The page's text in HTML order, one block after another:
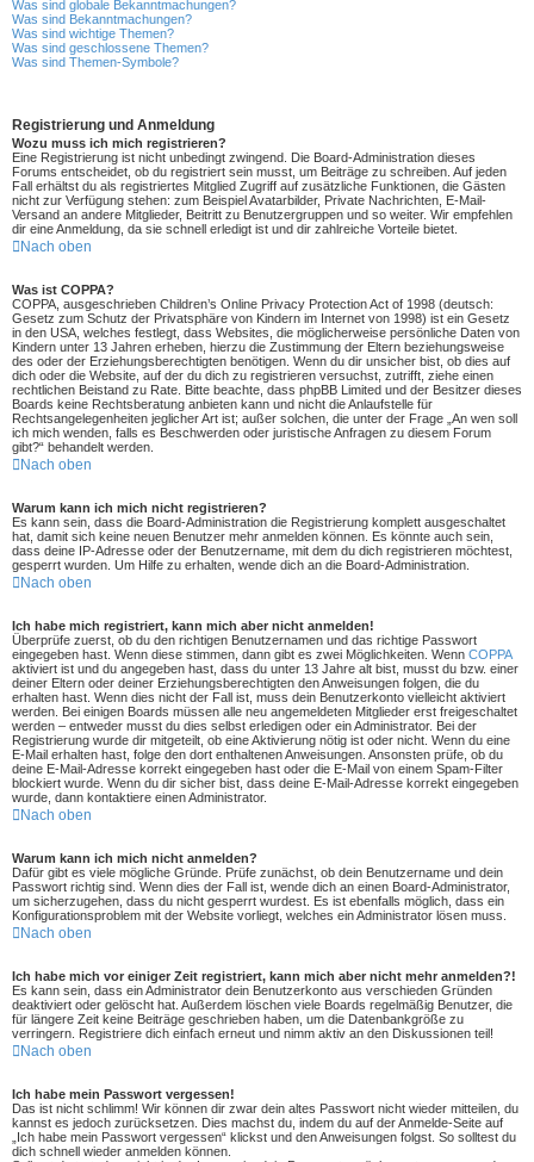
Was sind globale Bekanntmachungen?
Was sind Bekanntmachungen?
Was sind wichtige Themen?
Was sind geschlossene Themen?
Was sind Themen-Symbole?
Registrierung und Anmeldung
Wozu muss ich mich registrieren?
Eine Registrierung ist nicht unbedingt zwingend. Die Board-Administration dieses
Forums entscheidet, ob du registriert sein musst, um Beiträge zu schreiben. Auf jeden
Fall erhältst du als registriertes Mitglied Zugriff auf zusätzliche Funktionen, die Gästen
nicht zur Verfügung stehen: zum Beispiel Avatarbilder, Private Nachrichten, E-Mail-
Versand an andere Mitglieder, Beitritt zu Benutzergruppen und so weiter. Wir empfehlen
dir eine Anmeldung, da sie schnell erledigt ist und dir zahlreiche Vorteile bietet.
Nach oben
Was ist COPPA?
COPPA, ausgeschrieben Children’s Online Privacy Protection Act of 1998 (deutsch:
Gesetz zum Schutz der Privatsphäre von Kindern im Internet von 1998) ist ein Gesetz
in den USA, welches festlegt, dass Websites, die möglicherweise persönliche Daten von
Kindern unter 13 Jahren erheben, hierzu die Zustimmung der Eltern beziehungsweise
des oder der Erziehungsberechtigten benötigen. Wenn du dir unsicher bist, ob dies auf
dich oder die Website, auf der du dich zu registrieren versuchst, zutrifft, ziehe einen
rechtlichen Beistand zu Rate. Bitte beachte, dass phpBB Limited und der Besitzer dieses
Boards keine Rechtsberatung anbieten kann und nicht die Anlaufstelle für
Rechtsangelegenheiten jeglicher Art ist; außer solchen, die unter der Frage „An wen soll
ich mich wenden, falls es Beschwerden oder juristische Anfragen zu diesem Forum
gibt?“ behandelt werden.
Nach oben
Warum kann ich mich nicht registrieren?
Es kann sein, dass die Board-Administration die Registrierung komplett ausgeschaltet
hat, damit sich keine neuen Benutzer mehr anmelden können. Es könnte auch sein,
dass deine IP-Adresse oder der Benutzername, mit dem du dich registrieren möchtest,
gesperrt wurden. Um Hilfe zu erhalten, wende dich an die Board-Administration.
Nach oben
Ich habe mich registriert, kann mich aber nicht anmelden!
Überprüfe zuerst, ob du den richtigen Benutzernamen und das richtige Passwort
eingegeben hast. Wenn diese stimmen, dann gibt es zwei Möglichkeiten. Wenn COPPA
aktiviert ist und du angegeben hast, dass du unter 13 Jahre alt bist, musst du bzw. einer
deiner Eltern oder deiner Erziehungsberechtigten den Anweisungen folgen, die du
erhalten hast. Wenn dies nicht der Fall ist, muss dein Benutzerkonto vielleicht aktiviert
werden. Bei einigen Boards müssen alle neu angemeldeten Mitglieder erst freigeschaltet
werden – entweder musst du dies selbst erledigen oder ein Administrator. Bei der
Registrierung wurde dir mitgeteilt, ob eine Aktivierung nötig ist oder nicht. Wenn du eine
E-Mail erhalten hast, folge den dort enthaltenen Anweisungen. Ansonsten prüfe, ob du
deine E-Mail-Adresse korrekt eingegeben hast oder die E-Mail von einem Spam-Filter
blockiert wurde. Wenn du dir sicher bist, dass deine E-Mail-Adresse korrekt eingegeben
wurde, dann kontaktiere einen Administrator.
Nach oben
Warum kann ich mich nicht anmelden?
Dafür gibt es viele mögliche Gründe. Prüfe zunächst, ob dein Benutzername und dein
Passwort richtig sind. Wenn dies der Fall ist, wende dich an einen Board-Administrator,
um sicherzugehen, dass du nicht gesperrt wurdest. Es ist ebenfalls möglich, dass ein
Konfigurationsproblem mit der Website vorliegt, welches ein Administrator lösen muss.
Nach oben
Ich habe mich vor einiger Zeit registriert, kann mich aber nicht mehr anmelden?!
Es kann sein, dass ein Administrator dein Benutzerkonto aus verschieden Gründen
deaktiviert oder gelöscht hat. Außerdem löschen viele Boards regelmäßig Benutzer, die
für längere Zeit keine Beiträge geschrieben haben, um die Datenbankgröße zu
verringern. Registriere dich einfach erneut und nimm aktiv an den Diskussionen teil!
Nach oben
Ich habe mein Passwort vergessen!
Das ist nicht schlimm! Wir können dir zwar dein altes Passwort nicht wieder mitteilen, du
kannst es jedoch zurücksetzen. Dies machst du, indem du auf der Anmelde-Seite auf
„Ich habe mein Passwort vergessen“ klickst und den Anweisungen folgst. So solltest du
dich schnell wieder anmelden können.